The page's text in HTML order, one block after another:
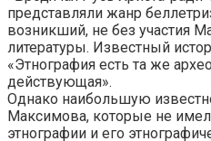
представляли жанр
возникший, не без участия
литературы. Известный
«Этнография есть та же
действующая».
Однако наибольшую
Максимова, которые не
этнографии и его